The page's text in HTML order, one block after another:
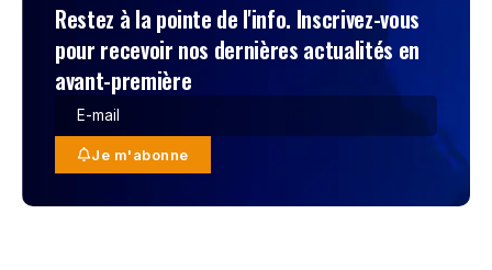
Restez à la pointe de l'info. Inscrivez-vous
pour recevoir nos dernières actualités en
avant-première
Je m'abonne